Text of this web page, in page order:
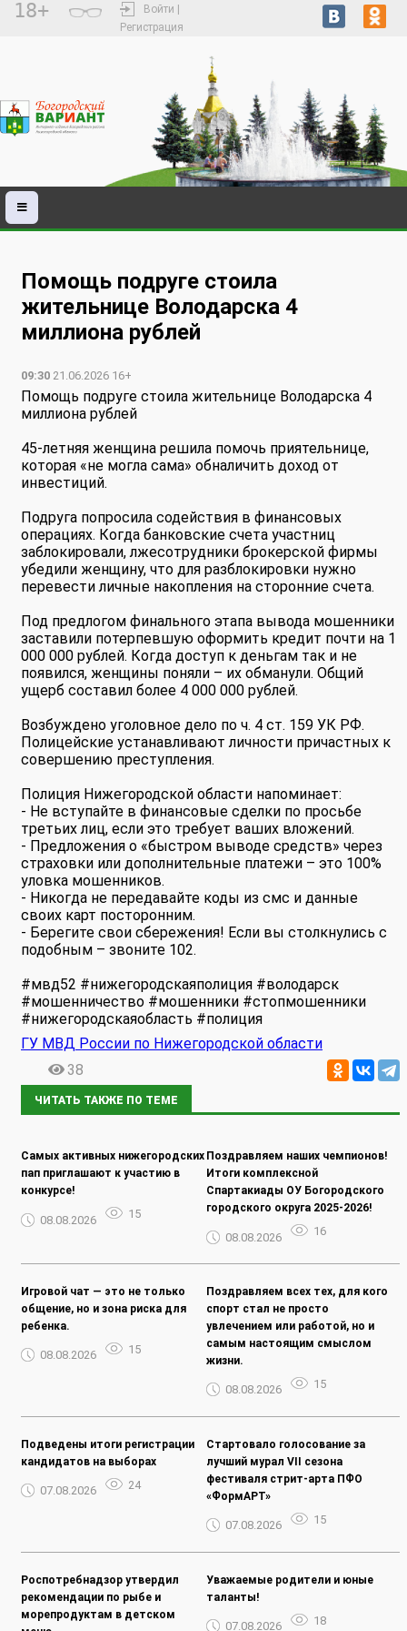
18+
Войти |
Регистрация
Помощь подруге стоила
жительнице Володарска 4
миллиона рублей
09:30 21.06.2026 16+
Помощь подруге стоила жительнице Володарска 4
миллиона рублей
45-летняя женщина решила помочь приятельнице,
которая «не могла сама» обналичить доход от
инвестиций.
Подруга попросила содействия в финансовых
операциях. Когда банковские счета участниц
заблокировали, лжесотрудники брокерской фирмы
убедили женщину, что для разблокировки нужно
перевести личные накопления на сторонние счета.
Под предлогом финального этапа вывода мошенники
заставили потерпевшую оформить кредит почти на 1
000 000 рублей. Когда доступ к деньгам так и не
появился, женщины поняли – их обманули. Общий
ущерб составил более 4 000 000 рублей.
Возбуждено уголовное дело по ч. 4 ст. 159 УК РФ.
Полицейские устанавливают личности причастных к
совершению преступления.
Полиция Нижегородской области напоминает:
- Не вступайте в финансовые сделки по просьбе
третьих лиц, если это требует ваших вложений.
- Предложения о «быстром выводе средств» через
страховки или дополнительные платежи – это 100%
уловка мошенников.
- Никогда не передавайте коды из смс и данные
своих карт посторонним.
- Берегите свои сбережения! Если вы столкнулись с
подобным – звоните 102.
#мвд52 #нижегородскаяполиция #володарск
#мошенничество #мошенники #стопмошенники
#нижегородскаяобласть #полиция
ГУ МВД России по Нижегородской области
38
ЧИТАТЬ ТАКЖЕ ПО ТЕМЕ
Самых активных нижегородских
пап приглашают к участию в
конкурсе!
08.08.2026 15
Поздравляем наших чемпионов!
Итоги комплексной
Спартакиады ОУ Богородского
городского округа 2025-2026!
08.08.2026 16
Игровой чат — это не только
общение, но и зона риска для
ребенка.
08.08.2026 15
Поздравляем всех тех, для кого
спорт стал не просто
увлечением или работой, но и
самым настоящим смыслом
жизни.
08.08.2026 15
Подведены итоги регистрации
кандидатов на выборах
07.08.2026 24
Стартовало голосование за
лучший мурал VII сезона
фестиваля стрит-арта ПФО
«ФормАРТ»
07.08.2026 15
Роспотребнадзор утвердил
рекомендации по рыбе и
морепродуктам в детском
Уважаемые родители и юные
таланты!
07.08.2026 18